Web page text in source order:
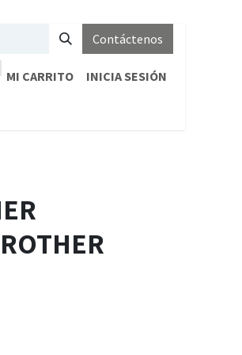
Contáctenos
MI CARRITO
INICIA SESIÓN